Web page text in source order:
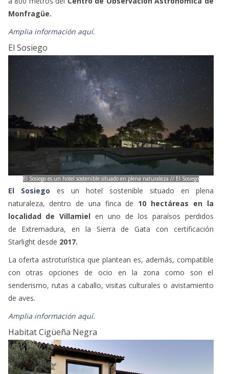
Monfragüe.
Amplia información aquí.
El Sosiego
El Sosiego es un hotel sostenible situado en plena naturaleza // El Sosiego
El Sosiego
es un hotel sostenible situado en plena
naturaleza, dentro de una finca de 10 hectáreas en la
localidad de Villamielen uno de los paraísos perdidos
de Extremadura, en la Sierra de Gata con certificación
Starlight desde 2017.
La oferta astroturística que plantean es, además, compatible
con otras opciones de ocio en la zona como son el
senderismo, rutas a caballo, visitas culturales o avistamiento
de aves.
Amplia información aquí.
Habitat Cigüeña Negra